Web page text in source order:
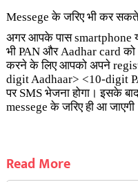
Messege के जरिए भी कर
अगर आपके पास smartphone
भी PAN और Aadhar card
करने के लिए आपको अपने
digit Aadhaar> <10-digit
पर SMS भेजना होगा। इसके
messege के जरिए ही आ
Read More